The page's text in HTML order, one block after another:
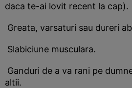
daca te-ai lovit recent la cap).
Greata, varsaturi sau dureri
Slabiciune musculara.
Ganduri de a va rani pe
altii.